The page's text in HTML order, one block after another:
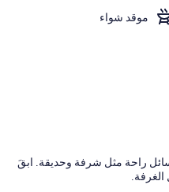
موقد شواء
راحة مثل شرفة وحديقة. ابقَ